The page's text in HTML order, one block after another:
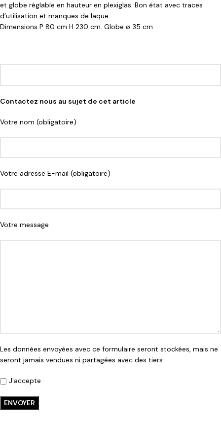
et globe réglable en hauteur en plexiglas. Bon état avec traces
d’utilisation et manques de laque.
Dimensions P 80 cm H 230 cm. Globe ø 35 cm
Contactez nous au sujet de cet article
Votre nom (obligatoire)
Votre adresse E-mail (obligatoire)
Votre message
Les données envoyées avec ce formulaire seront stockées, mais ne
seront jamais vendues ni partagées avec des tiers
J'accepte